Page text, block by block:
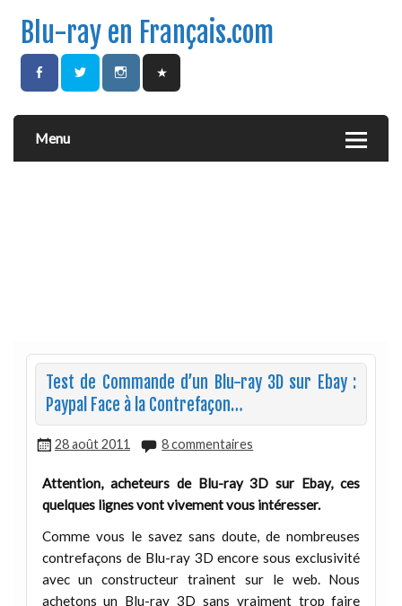
Blu-ray en Français.com
Menu
Test de Commande d’un Blu-ray 3D sur Ebay :
Paypal Face à la Contrefaçon…
28 août 2011 8 commentaires
Attention, acheteurs de Blu-ray 3D sur Ebay, ces
quelques lignes vont vivement vous intéresser.
Comme vous le savez sans doute, de nombreuses
contrefaçons de Blu-ray 3D encore sous exclusivité
avec un constructeur trainent sur le web. Nous
achetons un Blu-ray 3D sans vraiment trop faire